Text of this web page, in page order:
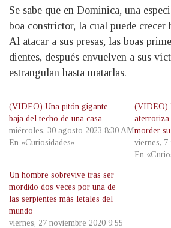
Se sabe que en Dominica, una
boa constrictor, la cual puede crecer
Al atacar a sus presas, las boas
dientes, después envuelven a sus
estrangulan hasta matarlas.
(VIDEO) Una pitón gigante
baja del techo de una casa
miércoles, 30 agosto 2023 8:30 AM
En «Curiosidades»
(VIDEO)
aterroriza
morder
viernes, 7
En
Un hombre sobrevive tras ser
mordido dos veces por una de
las serpientes más letales del
mundo
viernes, 27 noviembre 2020 9:55